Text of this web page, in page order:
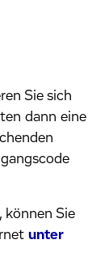
Sie sich
dann eine
können Sie
unter